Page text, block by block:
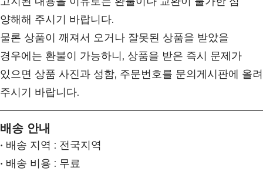
양해해 주시기 바랍니다.
물론 상품이 깨져서 오거나 잘못된 상품을 받았을
경우에는 환불이 가능하니, 상품을 받은 즉시 문제가
있으면 상품 사진과 성함, 주문번호를 문의게시판에 올려
주시기 바랍니다.
배송 안내
• 배송 지역 : 전국지역
• 배송 비용 : 무료